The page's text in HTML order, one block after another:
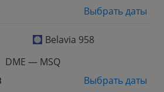
Выбрать даты
Belavia 958
DME — MSQ
Выбрать даты